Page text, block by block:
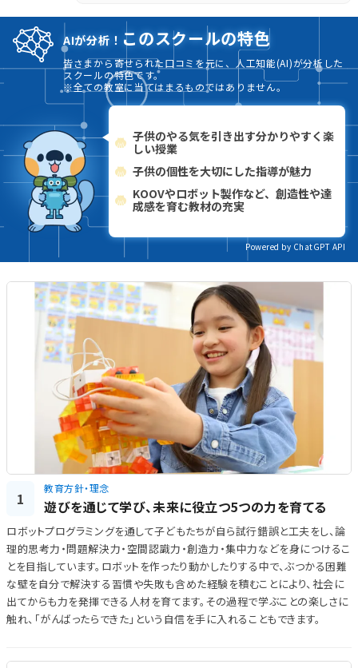
AIが分析！ このスクールの特色
皆さまから寄せられた口コミを元に、人工知能(AI)が分析した
スクールの特色です。
※全ての教室に当てはまるものではありません。
子供のやる気を引き出す分かりやすく楽
しい授業
子供の個性を大切にした指導が魅力
KOOVやロボット製作など、創造性や達
成感を育む教材の充実
Powered by ChatGPT API
1
教育方針・理念
遊びを通じて学び、未来に役立つ5つの力を育てる
ロボットプログラミングを通して子どもたちが自ら試行錯誤と工夫をし、論
理的思考力・問題解決力・空間認識力・創造力・集中力などを身につけるこ
とを目指しています。ロボットを作ったり動かしたりする中で、ぶつかる困難
な壁を自分で解決する習慣や失敗も含めた経験を積むことにより、社会に
出てからも力を発揮できる人材を育てます。その過程で学ぶことの楽しさに
触れ、「がんばったらできた」という自信を手に入れることもできます。